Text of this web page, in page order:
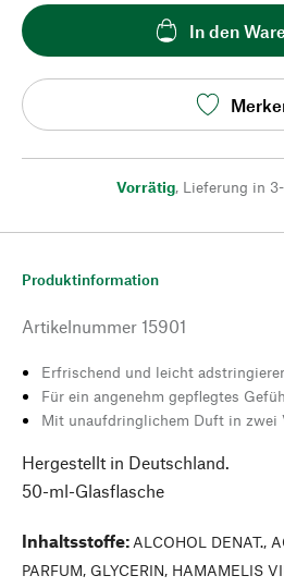
In den
Vorrätig, Lieferung in
Produktinformation
Artikelnummer 15901
Erfrischend und leicht
Für ein angenehm gepflegtes
Mit unaufdringlichem Duft in zwei
Hergestellt in Deutschland.
50-ml-Glasflasche
Inhaltsstoffe: ALCOHOL DENAT.,
PARFUM, GLYCERIN, HAMAMELIS